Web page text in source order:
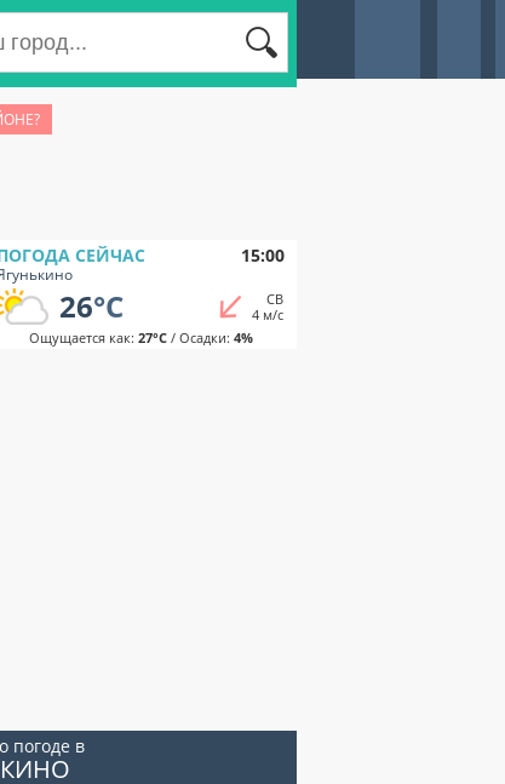
СЕЙЧАС 15:00
26°C
СВ
4 м/с
Ощущается как: 27°C/ Осадки: 4%
погоде в